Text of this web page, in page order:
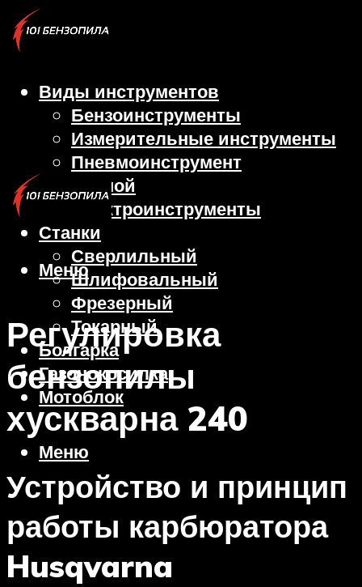
Виды инструментов
Бензоинструменты
Измерительные инструменты
Пневмоинструмент
Ручной
Электроинструменты
Станки
Сверлильный
Шлифовальный
Фрезерный
Токарный
Болгарка
Газонокосилка
Мотоблок
Меню
Меню
Регулировка
бензопилы
хускварна 240
Устройство и принцип
работы карбюратора
Husqvarna